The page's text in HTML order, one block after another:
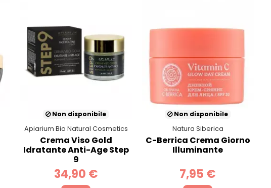
Non disponibile
Apiarium Bio Natural Cosmetics
Crema Viso Gold
Idratante Anti-Age Step
9
34,90 €
Non disponibile
Natura Siberica
C-Berrica Crema Giorno
Illuminante
7,95 €